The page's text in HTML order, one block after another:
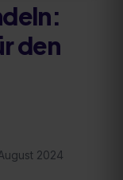
den
2024